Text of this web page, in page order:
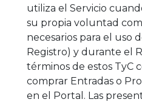
utiliza el Servicio
su propia voluntad
necesarios para el uso
Registro) y durante el
términos de estos TyC
comprar Entradas o
en el Portal. Las